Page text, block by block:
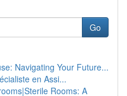
Go
Navigating Your Future...
en Assi...
Rooms: A